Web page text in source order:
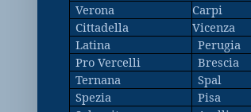
Verona Carpi
Cittadella Vicenza
Latina Perugia
Pro Vercelli Brescia
Ternana Spal
Spezia Pisa